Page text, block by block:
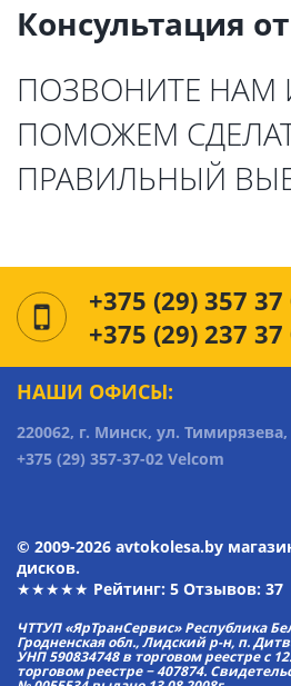
Консультация
ПОЗВОНИТЕ НАМ
ПОМОЖЕМ
ПРАВИЛЬНЫЙ
+375 (29) 357 37
+375 (29) 237 37
НАШИ ОФИСЫ:
220062, г. Минск, ул. Тимирязева,
+375 (29) 357-37-02 Velcom
© 2009-2026 avtokolesa.by
дисков.
★★★★★ Рейтинг: 5 Отзывов: 37
ЧТТУП «ЯрТранСервис» Республика
Гродненская обл., Лидский р-н, п.
УНП 590834748 в торговом реестре с
торговом реестре − 407874.